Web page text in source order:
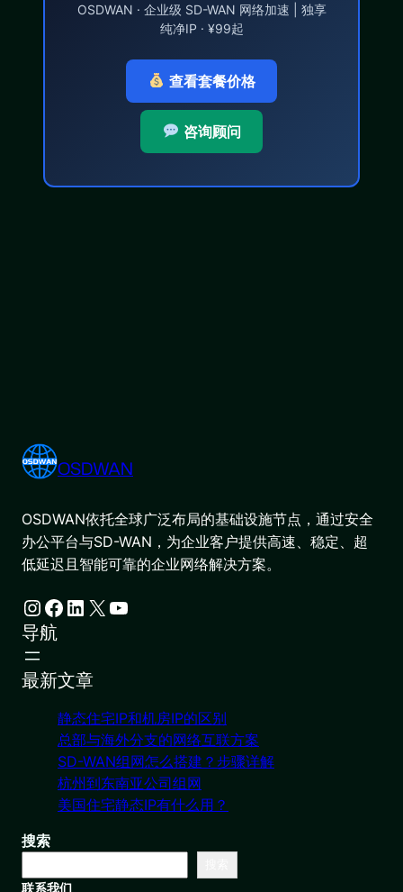
OSDWAN · 企业级 SD-WAN 网络加速 | 独享
纯净IP · ¥99起
查看套餐价格
咨询顾问
OSDWAN
OSDWAN依托全球广泛布局的基础设施节点，通过安全
办公平台与SD-WAN，为企业客户提供高速、稳定、超
低延迟且智能可靠的企业网络解决方案。
Instagram Facebook LinkedIn X YouTube
导航
最新文章
静态住宅IP和机房IP的区别
总部与海外分支的网络互联方案
SD-WAN组网怎么搭建？步骤详解
杭州到东南亚公司组网
美国住宅静态IP有什么用？
搜索
联系我们